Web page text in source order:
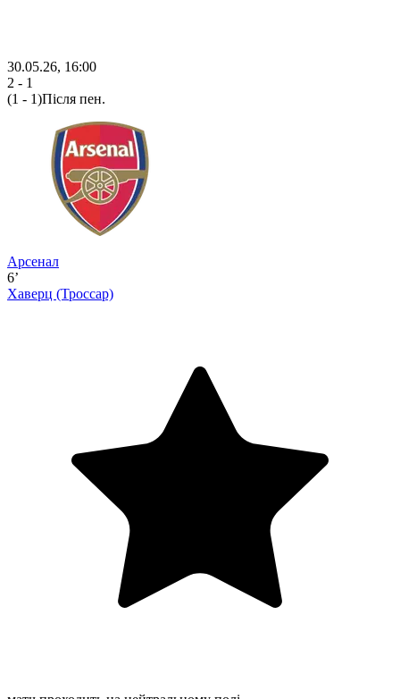
30.05.26, 16:00
2 - 1
(1 - 1)Після пен.
Арсенал
6’
Хаверц (Троссар)